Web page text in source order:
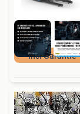
incl Garantie